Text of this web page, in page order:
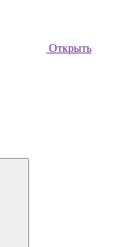
Открыть